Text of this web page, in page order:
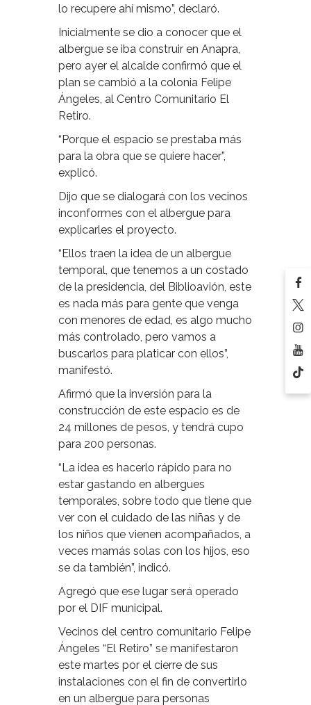
lo recupere ahí mismo”, declaró.
Inicialmente se dio a conocer que el
albergue se iba construir en Anapra,
pero ayer el alcalde confirmó que el
plan se cambió a la colonia Felipe
Ángeles, al Centro Comunitario El
Retiro.
“Porque el espacio se prestaba más
para la obra que se quiere hacer”,
explicó.
Dijo que se dialogará con los vecinos
inconformes con el albergue para
explicarles el proyecto.
“Ellos traen la idea de un albergue
temporal, que tenemos a un costado
de la presidencia, del Biblioavión, este
es nada más para gente que venga
con menores de edad, es algo mucho
más controlado, pero vamos a
buscarlos para platicar con ellos”,
manifestó.
Afirmó que la inversión para la
construcción de este espacio es de
24 millones de pesos, y tendrá cupo
para 200 personas.
“La idea es hacerlo rápido para no
estar gastando en albergues
temporales, sobre todo que tiene que
ver con el cuidado de las niñas y de
los niños que vienen acompañados, a
veces mamás solas con los hijos, eso
se da también”, indicó.
Agregó que ese lugar será operado
por el DIF municipal.
Vecinos del centro comunitario Felipe
Ángeles “El Retiro” se manifestaron
este martes por el cierre de sus
instalaciones con el fin de convertirlo
en un albergue para personas